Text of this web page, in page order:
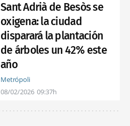
Sant Adrià de Besòs se
oxigena: la ciudad
disparará la plantación
de árboles un 42% este
año
Metrópoli
08/02/2026 09:37h